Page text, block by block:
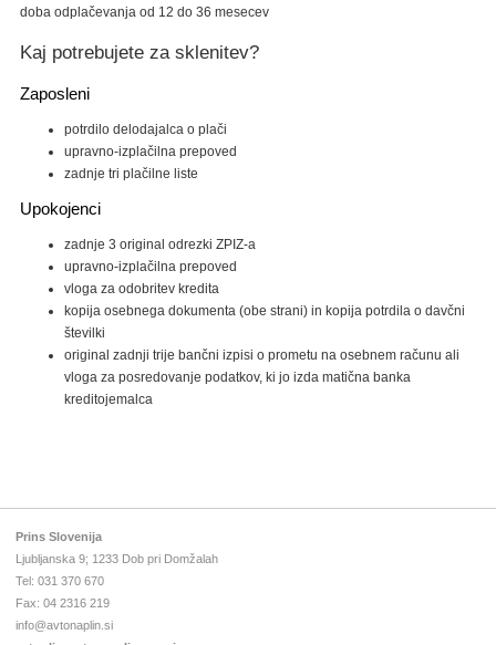
doba odplačevanja od 12 do 36 mesecev
Kaj potrebujete za sklenitev?
Zaposleni
potrdilo delodajalca o plači
upravno-izplačilna prepoved
zadnje tri plačilne liste
Upokojenci
zadnje 3 original odrezki ZPIZ-a
upravno-izplačilna prepoved
vloga za odobritev kredita
kopija osebnega dokumenta (obe strani) in kopija potrdila o davčni
številki
original zadnji trije bančni izpisi o prometu na osebnem računu ali
vloga za posredovanje podatkov, ki jo izda matična banka
kreditojemalca
Prins Slovenija
Ljubljanska 9; 1233 Dob pri Domžalah
Tel: 031 370 670
Fax: 04 2316 219
info@avtonaplin.si